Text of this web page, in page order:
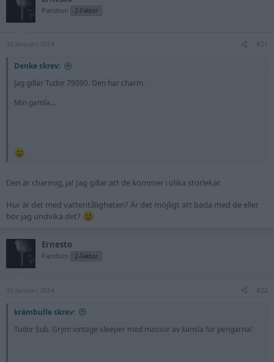
Pandion 2-Faktor
10 Januari 2014 #21
Denke skrev:
Jag gillar Tudor 79090. Den har charm.
Min gamla...
Den är charmig, ja! Jag gillar att de kommer i olika storlekar.
Hur är det med vattentåligheten? Är det möjligt att bada med de eller
bör jag undvika det?
Ernesto
Pandion 2-Faktor
10 Januari 2014 #22
krämbulle skrev:
Tudor Sub. Grym vintage sleeper med massor av känsla för pengarna!